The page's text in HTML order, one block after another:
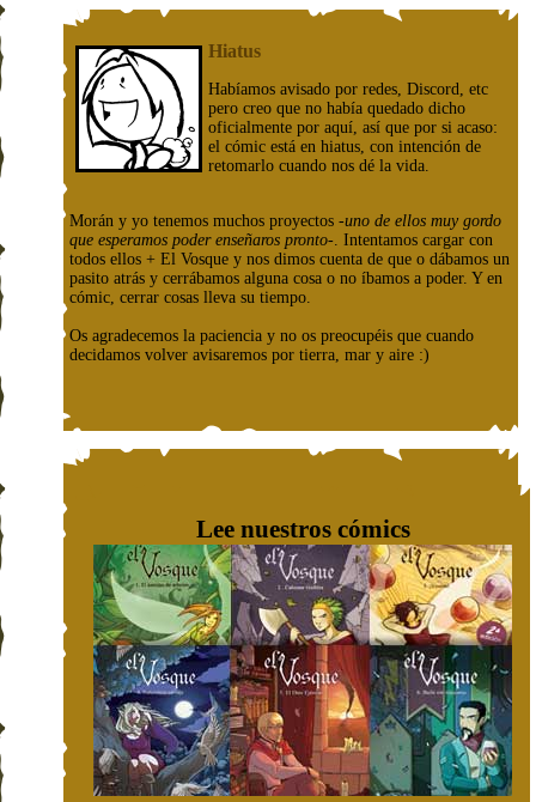
Hiatus
Habíamos avisado por redes, Discord, etc
pero creo que no había quedado dicho
oficialmente por aquí, así que por si acaso:
el cómic está en hiatus, con intención de
retomarlo cuando nos dé la vida.
Morán y yo tenemos muchos proyectos -uno de ellos muy gordo
que esperamos poder enseñaros pronto-. Intentamos cargar con
todos ellos + El Vosque y nos dimos cuenta de que o dábamos un
pasito atrás y cerrábamos alguna cosa o no íbamos a poder. Y en
cómic, cerrar cosas lleva su tiempo.
Os agradecemos la paciencia y no os preocupéis que cuando
decidamos volver avisaremos por tierra, mar y aire :)
Lee nuestros cómics